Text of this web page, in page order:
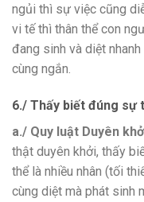
ngủi thì sự việc cũng
vi tế thì thân thể con
đang sinh và diệt
cùng ngắn.
6./ Thấy biết đúng sự
a./ Quy luật Duyên
thật duyên khởi, thấy
thể là nhiều nhân (tối
cùng diệt mà phát sinh